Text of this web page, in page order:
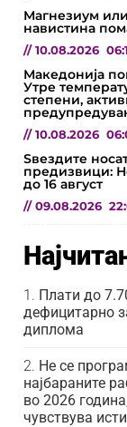
Магнезиум
навистина
// 10.08.2026
Македонија
Утре
степени,
// 10.08.2026
Ѕвездите
предизвици:
до 16 август
// 09.08.2026
Плати до
дефицитарно
диплома
Не се
најбараните
во 2026
чувствува